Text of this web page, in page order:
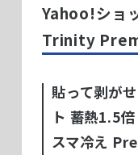
Yahoo!ショ
Trinity
貼って剥が
ト 蓄熱1.5倍
スマ冷え